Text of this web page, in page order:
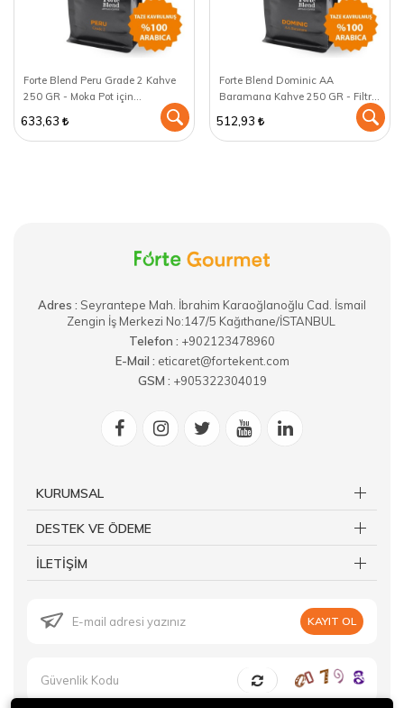
Forte Blend Peru Grade 2 Kahve
250 GR - Moka Pot için
633,63
Forte Blend Dominic AA
Baramana Kahve 250 GR - Filtre
Kahve Makinası için öğütülmüş
512,93
Adres : ​Seyrantepe Mah. İbrahim Karaoğlanoğlu Cad. İsmail
Zengin İş Merkezi No:147/5 Kağıthane/İSTANBUL
Telefon : +902123478960
E-Mail : eticaret@fortekent.com
GSM : +905322304019
KURUMSAL
DESTEK VE ÖDEME
İLETİŞİM
KAYIT OL